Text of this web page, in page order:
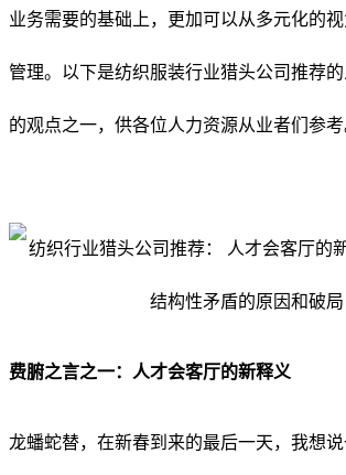
业务需要的基础上，更加可以从多元化的
管理。以下是纺织服装行业猎头公司推荐
的观点之一，供各位人力资源从业者们参考
费腑之言之一： 人才会客厅的新释义
龙蟠蛇替，在新春到来的最后一天，我想